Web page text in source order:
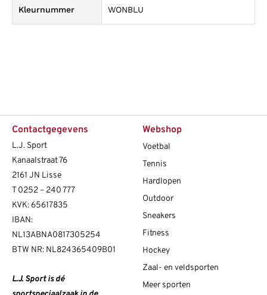
Kleurnummer WONBLU
Contactgegevens
L.J. Sport
Kanaalstraat 76
2161 JN Lisse
T 0252 – 240 777
KVK: 65617835
IBAN:
NL13ABNA0817305254
BTW NR: NL824365409B01
L.J. Sport is dé
Webshop
Voetbal
Tennis
Hardlopen
Outdoor
Sneakers
Fitness
Hockey
Zaal- en veldsporten
Meer sporten